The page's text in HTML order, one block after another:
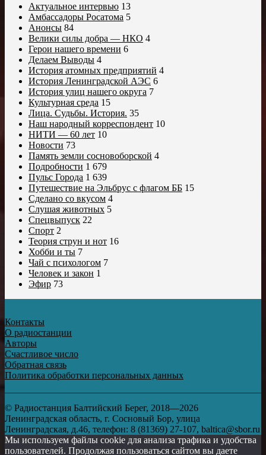
Актуальное интервью 13
Амбассадоры Росатома 5
Анонсы 84
Велики силы добра — НКО 4
Герои нашего времени 6
Делаем Выводы 4
История атомных предприятий 4
История Ленинградской АЭС 6
История улиц нашего округа 7
Культурная среда 15
Лица. Судьбы. История. 35
Наш народный корреспондент 10
НИТИ — 60 лет 10
Новости 73
Память земли сосновоборской 4
Подробности 1 679
Пульс Города 1 639
Путешествие на Эльбрус с флагом ББ 15
Сделано со вкусом 4
Слушая животных 5
Спецвыпуск 22
Спорт 2
Теория струн и нот 16
Хобби и ты 7
Чай с психологом 7
Человек и закон 1
Эфир 73
Контакты
О радиостанции
Авторы
Счастливое число
Обратная связь
Политика обработки персональных данных
© Радиостанция Балтийский Берег, 2018—2026
Ленинградская область, г. Сосновый Бор, улица
Ленинградская, д.46, телефон: 8 (81369) 27-107, baltica@sbor.ru
Мы используем файлы cookie для анализа трафика и удобства
пользователей. Продолжая пользоваться сайтом вы даете